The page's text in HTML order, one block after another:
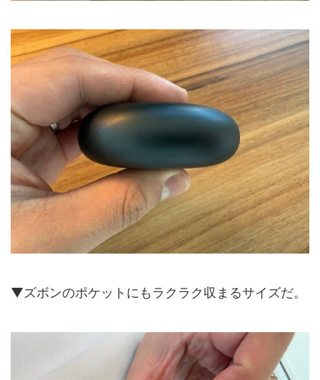
▼ズボンのポケットにもラクラク収まるサイズだ。